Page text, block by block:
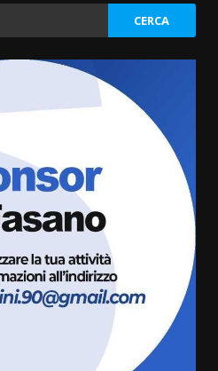
Giovanili e Mobilità
premiati gli studenti
del bando “La strada
2026 07:15
Musica di
nuovo
con “Fasano in